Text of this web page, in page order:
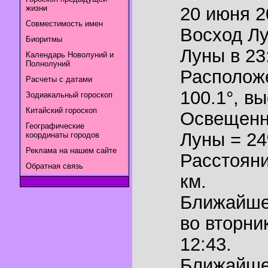
жизни
Совместимость имен
Биоритмы
Календарь Новолуний и
Полнолуний
Расчеты с датами
Зодиакальный гороскоп
Китайский гороскоп
Географические
координаты городов
Реклама на нашем сайте
Обратная связь
20 июня
Восход
Луны в
100.1°,
Луны =
км.
во
12:43.